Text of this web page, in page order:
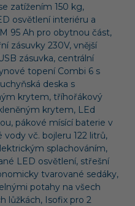
zatížením 150 kg,
osvětlení interiéru a
95 Ah pro obytnou část,
zásuvky 230V, vnější
zásuvka, centrální
topení Combi 6 s
deska s
krytem, tříhořákový
krytem, LEd
pákové mísící baterie v
vč. bojleru 122 litrů,
splachováním,
LED osvětlení, střešní
tvarované sedáky,
potahy na všech
lůžkách, Isofix pro 2